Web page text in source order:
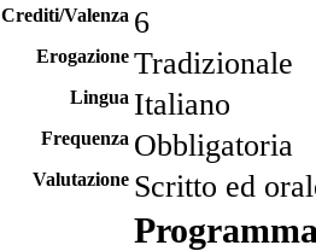
Crediti/Valenza 6
Erogazione Tradizionale
Lingua Italiano
Frequenza Obbligatoria
Valutazione Scritto ed